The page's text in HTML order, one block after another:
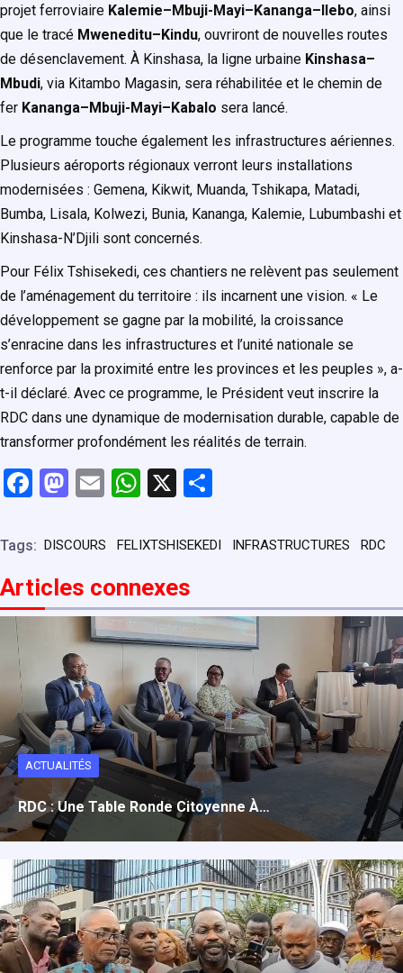
projet ferroviaire Kalemie–Mbuji-Mayi–Kananga–Ilebo, ainsi
que le tracé Mweneditu–Kindu, ouvriront de nouvelles routes
de désenclavement. À Kinshasa, la ligne urbaine Kinshasa–
Mbudi, via Kitambo Magasin, sera réhabilitée et le chemin de
fer Kananga–Mbuji-Mayi–Kabalo sera lancé.
Le programme touche également les infrastructures aériennes.
Plusieurs aéroports régionaux verront leurs installations
modernisées : Gemena, Kikwit, Muanda, Tshikapa, Matadi,
Bumba, Lisala, Kolwezi, Bunia, Kananga, Kalemie, Lubumbashi et
Kinshasa-N’Djili sont concernés.
Pour Félix Tshisekedi, ces chantiers ne relèvent pas seulement
de l’aménagement du territoire : ils incarnent une vision. « Le
développement se gagne par la mobilité, la croissance
s’enracine dans les infrastructures et l’unité nationale se
renforce par la proximité entre les provinces et les peuples », a-
t-il déclaré. Avec ce programme, le Président veut inscrire la
RDC dans une dynamique de modernisation durable, capable de
transformer profondément les réalités de terrain.
F
ce
b
o
o
M
st
d
o
n
E
ail
W
at
A
p
p
X
ta
er
Tags: DISCOURS FELIXTSHISEKEDI INFRASTRUCTURES RDC
Articles connexes
ACTUALITÉS
RDC : Une Table Ronde Citoyenne À…